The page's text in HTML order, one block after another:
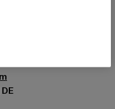
30% Polyester